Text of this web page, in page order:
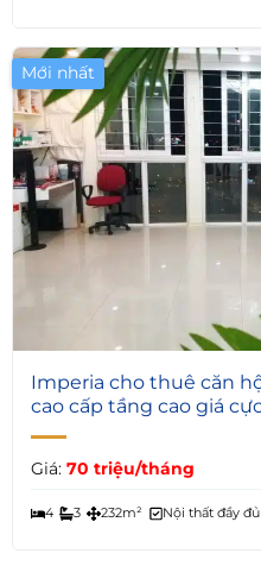
Mới nhất
10
Imperia cho thuê căn
cao cấp tầng cao giá
Giá: 70 triệu/tháng
4 3 232m² Nội thất đầy đủ